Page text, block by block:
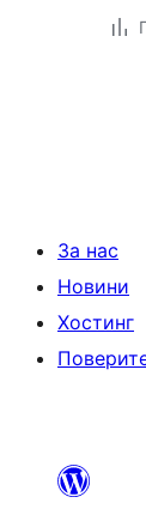
За нас
Новини
Хостинг